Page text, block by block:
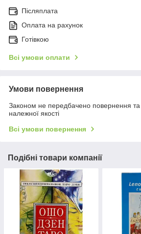
Післяплата
Оплата на рахунок
Готівкою
Всі умови оплати
Умови повернення
Законом не передбачено повернення та
належної якості
Всі умови повернення
Подібні товари компанії